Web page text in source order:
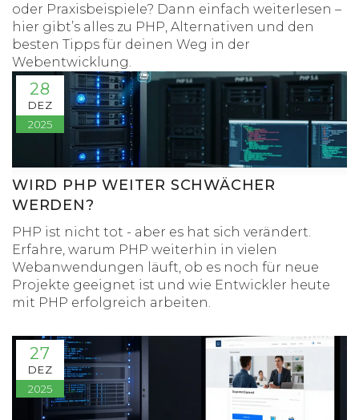
oder Praxisbeispiele? Dann einfach weiterlesen –
hier gibt’s alles zu PHP, Alternativen und den
besten Tipps für deinen Weg in der
Webentwicklung.
28
DEZ
2025
WIRD PHP WEITER SCHWÄCHER
WERDEN?
PHP ist nicht tot - aber es hat sich verändert.
Erfahre, warum PHP weiterhin in vielen
Webanwendungen läuft, ob es noch für neue
Projekte geeignet ist und wie Entwickler heute
mit PHP erfolgreich arbeiten.
27
DEZ
2025